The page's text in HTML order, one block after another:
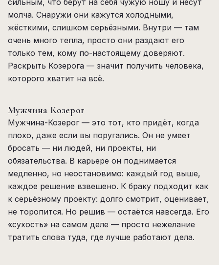
сильным, что берут на себя чужую ношу и несут
молча. Снаружи они кажутся холодными,
жёсткими, слишком серьёзными. Внутри — там
очень много тепла, просто они раздают его
только тем, кому по-настоящему доверяют.
Раскрыть Козерога — значит получить человека,
которого хватит на всё.
Мужчина Козерог
Мужчина-Козерог — это тот, кто придёт, когда
плохо, даже если вы поругались. Он не умеет
бросать — ни людей, ни проекты, ни
обязательства. В карьере он поднимается
медленно, но неостановимо: каждый год выше,
каждое решение взвешено. К браку подходит как
к серьёзному проекту: долго смотрит, оценивает,
не торопится. Но решив — остаётся навсегда. Его
«сухость» на самом деле — просто нежелание
тратить слова туда, где лучше работают дела.